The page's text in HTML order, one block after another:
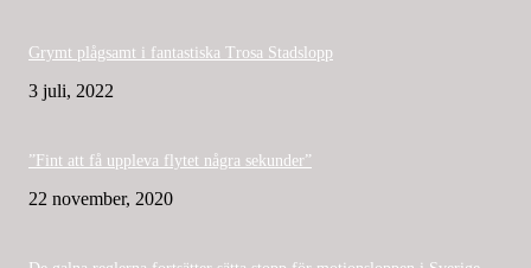
Grymt plågsamt i fantastiska Trosa Stadslopp
3 juli, 2022
”Fint att få uppleva flytet några sekunder”
22 november, 2020